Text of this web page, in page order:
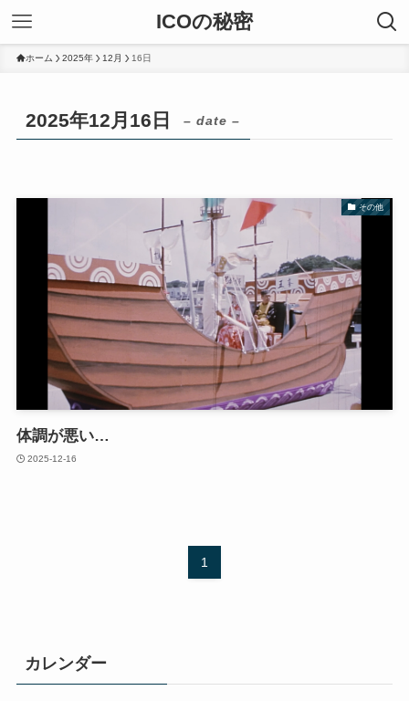
ICOの秘密
ホーム 2025年 12月 16日
2025年12月16日 – date –
その他
体調が悪い…
2025-12-16
1
カレンダー